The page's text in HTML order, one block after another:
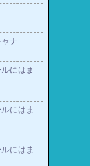
ナ
にはま
にはま
にはま